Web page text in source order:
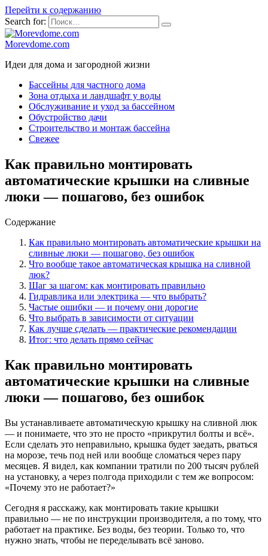
Перейти к содержанию
Search for:
Morevdome.com
Идеи для дома и загородной жизни
Бассейны для частного дома
Зона отдыха и ландшафт у воды
Обслуживание и уход за бассейном
Обустройство дачи
Строительство и монтаж бассейна
Свежее
Как правильно монтировать
автоматические крышки на сливные
люки — пошагово, без ошибок
Содержание
Как правильно монтировать автоматические крышки на
сливные люки — пошагово, без ошибок
Что вообще такое автоматическая крышка на сливной
люк?
Шаг за шагом: как монтировать правильно
Гидравлика или электрика — что выбрать?
Частые ошибки — и почему они дорогие
Что выбрать в зависимости от ситуации
Как лучше сделать — практические рекомендации
Итог: что делать прямо сейчас
Как правильно монтировать
автоматические крышки на сливные
люки — пошагово, без ошибок
Вы устанавливаете автоматическую крышку на сливной люк
— и понимаете, что это не просто «прикрутил болты и всё».
Если сделать это неправильно, крышка будет заедать, рваться
на морозе, течь под ней или вообще сломаться через пару
месяцев. Я видел, как компании тратили по 200 тысяч рублей
на установку, а через полгода приходили с тем же вопросом:
«Почему это не работает?»
Сегодня я расскажу, как монтировать такие крышки
правильно — не по инструкции производителя, а по тому, что
работает на практике. Без воды, без теории. Только то, что
нужно знать, чтобы не переделывать всё заново.